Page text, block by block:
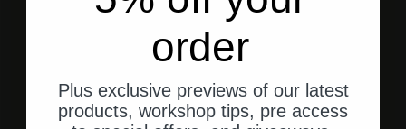
order
Plus exclusive previews of our latest
products, workshop tips, pre access